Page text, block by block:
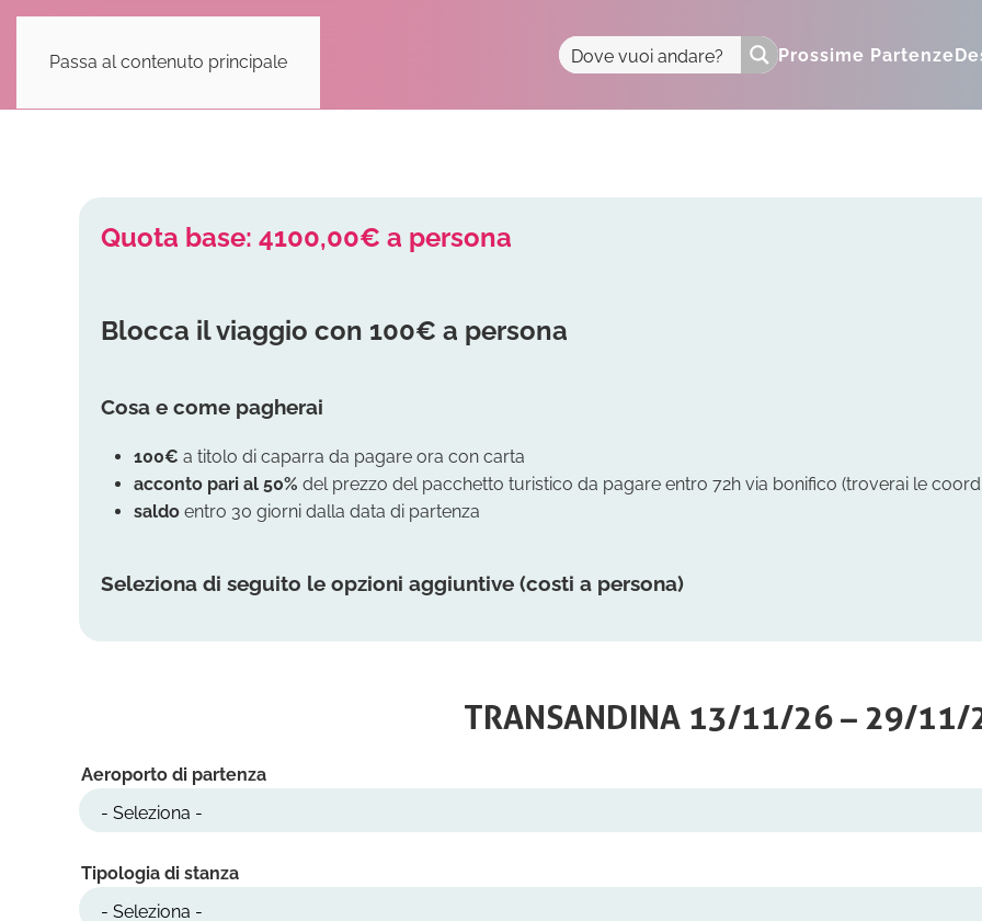
Passa al contenuto principale Prossime Partenze
Quota base: 4100,00€ a persona
Blocca il viaggio con 100€ a persona
Cosa e come pagherai
100€ a titolo di caparra da pagare ora con carta
acconto pari al 50% del prezzo del pacchetto turistico da pagare entro 72h via bonifico (troverai le
saldo entro 30 giorni dalla data di partenza
Seleziona di seguito le opzioni aggiuntive (costi a persona)
TRANSANDINA 13/11/26 – 29/11/
Aeroporto di partenza
Tipologia di stanza